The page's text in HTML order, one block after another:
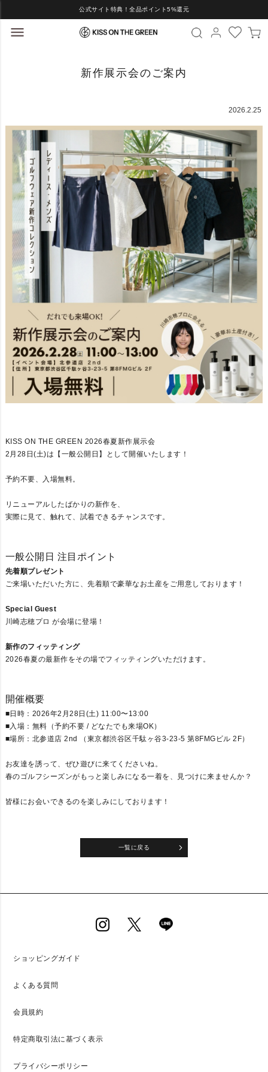
公式サイト特典！全品ポイント5%還元
新作展示会のご案内
KISS ON THE GREEN 2026春夏新作展示会
2月28日(土)は【一般公開日】として開催いたします！
予約不要、入場無料。
リニューアルしたばかりの新作を、
実際に見て、触れて、試着できるチャンスです。
一般公開日 注目ポイント
先着順プレゼント
ご来場いただいた方に、先着順で豪華なお土産をご用意しております！
Special Guest
川崎志穂プロ が会場に登場！
新作のフィッティング
2026春夏の最新作をその場でフィッティングいただけます。
開催概要
■日時：2026年2月28日(土) 11:00〜13:00
■入場：無料（予約不要 / どなたでも来場OK）
■場所：北参道店 2nd （東京都渋谷区千駄ヶ谷3-23-5 第8FMGビル 2F）
お友達を誘って、ぜひ遊びに来てくださいね。
春のゴルフシーズンがもっと楽しみになる一着を、見つけに来ませんか？
皆様にお会いできるのを楽しみにしております！
一覧に戻る
ショッピングガイド
よくある質問
会員規約
特定商取引法に基づく表示
プライバシーポリシー